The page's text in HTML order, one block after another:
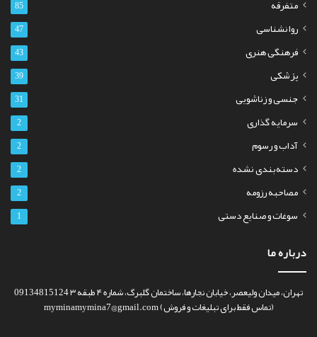
متفرقه 85
روانشناسی 47
فرهنگی هنری 43
پزشکی 39
جنسی و زناشویی 31
سرمایه گذاری 2
آداب و رسوم 2
دسته‌بندی نشده 2
مصاحبه رزومه 2
سوغات و صنایع دستی 1
درباره ما
تهران، میدان ولیعصر، خیابان نجارها، ساختمان گلبرگ، شماره ۴ طبقه ۳ 09134815124
(تماس فقط برای تبلیغات و فروش) myminamymina7@gmail.com